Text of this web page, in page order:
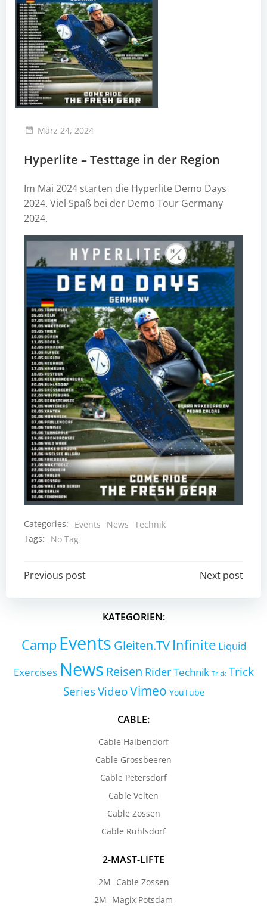
März 24, 2024
Hyperlite – Testtage in der Region
Im Mai 2024 starten die Hyperlite Demo Days
2024. Viel Spaß bei der Demo Tour Germany
2024.
Categories: Events News Technik
Tags:
No Tag
Post
navigation
Previous post
navigation
Next post
KATEGORIEN:
Camp Events Gleiten.TV Infinite Liquid
Exercises News Reisen RiderTechnik Trick Trick
SeriesVideoVimeo YouTube
CABLE:
Cable Halbendorf
Cable Grossbeeren
Cable Petersdorf
Cable Velten
Cable Zossen
Cable Ruhlsdorf
2-MAST-LIFTE
2M -Cable Zossen
2M -Magix Potsdam